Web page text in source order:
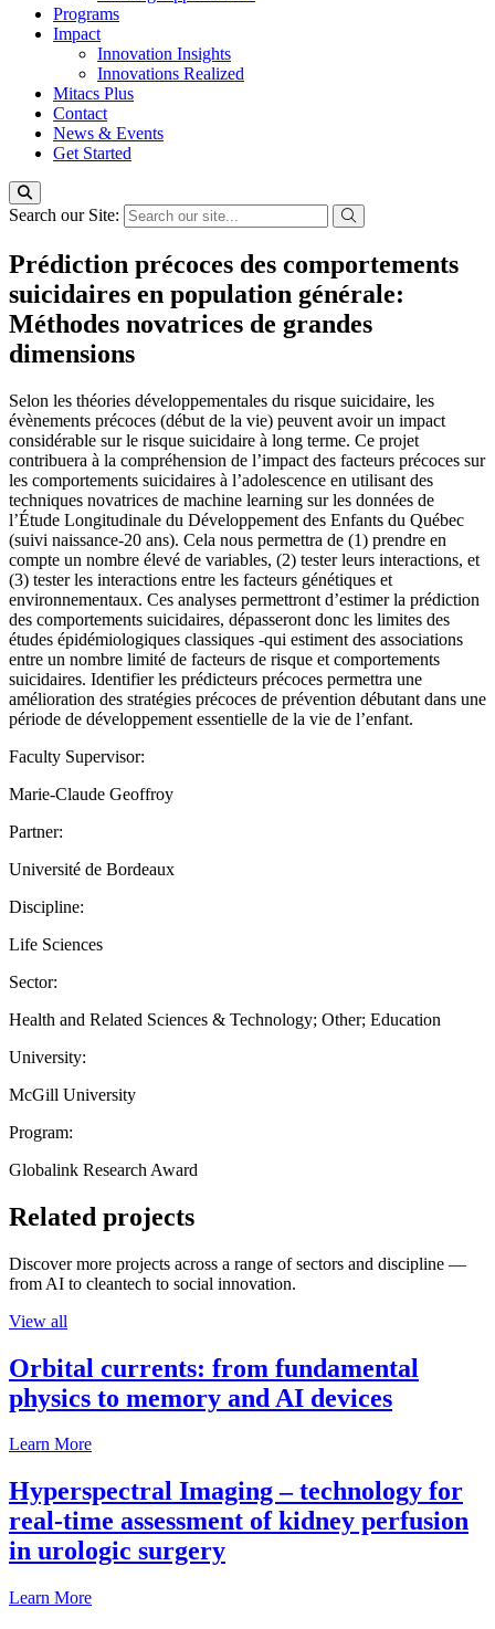
Programs
Impact
Innovation Insights
Innovations Realized
Mitacs Plus
Contact
News & Events
Get Started
Search our Site:
Prédiction précoces des comportements
suicidaires en population générale:
Méthodes novatrices de grandes
dimensions
Selon les théories développementales du risque suicidaire, les
évènements précoces (début de la vie) peuvent avoir un impact
considérable sur le risque suicidaire à long terme. Ce projet
contribuera à la compréhension de l’impact des facteurs précoces sur
les comportements suicidaires à l’adolescence en utilisant des
techniques novatrices de machine learning sur les données de
l’Étude Longitudinale du Développement des Enfants du Québec
(suivi naissance-20 ans). Cela nous permettra de (1) prendre en
compte un nombre élevé de variables, (2) tester leurs interactions, et
(3) tester les interactions entre les facteurs génétiques et
environnementaux. Ces analyses permettront d’estimer la prédiction
des comportements suicidaires, dépasseront donc les limites des
études épidémiologiques classiques -qui estiment des associations
entre un nombre limité de facteurs de risque et comportements
suicidaires. Identifier les prédicteurs précoces permettra une
amélioration des stratégies précoces de prévention débutant dans une
période de développement essentielle de la vie de l’enfant.
Faculty Supervisor:
Marie-Claude Geoffroy
Partner:
Université de Bordeaux
Discipline:
Life Sciences
Sector:
Health and Related Sciences & Technology; Other; Education
University:
McGill University
Program:
Globalink Research Award
Related projects
Discover more projects across a range of sectors and discipline —
from AI to cleantech to social innovation.
View all
Orbital currents: from fundamental
physics to memory and AI devices
Learn More
Hyperspectral Imaging – technology for
real-time assessment of kidney perfusion
in urologic surgery
Learn More